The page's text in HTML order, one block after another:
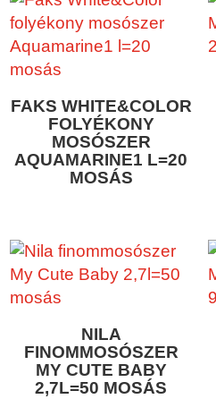
FAKS WHITE&COLOR
FOLYÉKONY
MOSÓSZER
AQUAMARINE1 L=20
MOSÁS
NILA
FINOMMOSÓSZER
MY CUTE BABY
2,7L=50 MOSÁS